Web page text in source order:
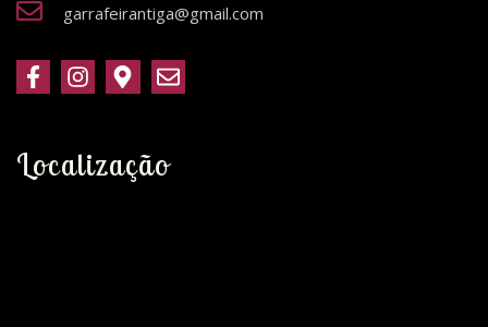
garrafeirantiga@gmail.com
Localização